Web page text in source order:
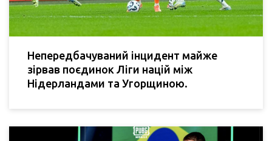
Непередбачуваний інцидент майже
зірвав поєдинок Ліги націй між
Нідерландами та Угорщиною.